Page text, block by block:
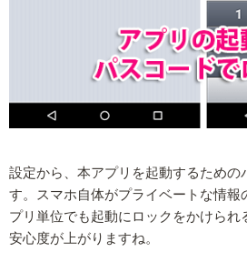
設定から、本アプリを起動するための
す。スマホ自体がプライベートな情報
プリ単位でも起動にロックをかけられ
安心度が上がりますね。